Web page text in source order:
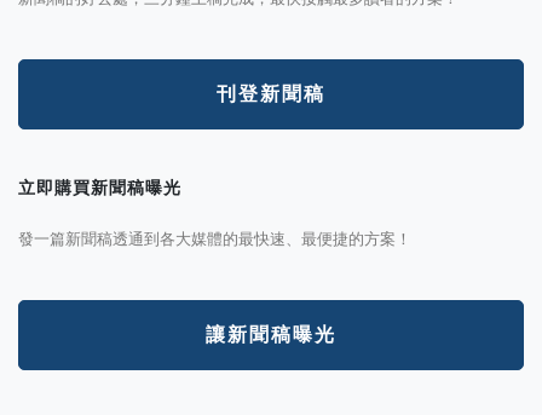
刊登新聞稿
立即購買新聞稿曝光
發一篇新聞稿透通到各大媒體的最快速、最便捷的方案！
讓新聞稿曝光